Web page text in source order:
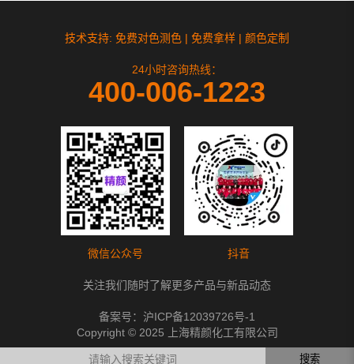
技术支持: 免费对色测色 | 免费拿样 | 颜色定制
24小时咨询热线：
400-006-1223
微信公众号 抖音
关注我们随时了解更多产品与新品动态
备案号： 沪ICP备12039726号-1
Copyright © 2025 上海精颜化工有限公司
搜索